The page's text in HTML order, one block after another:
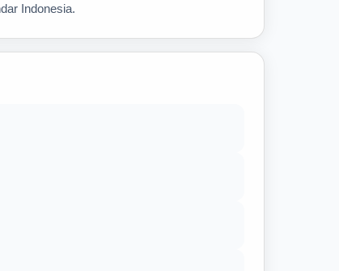
Indonesia.